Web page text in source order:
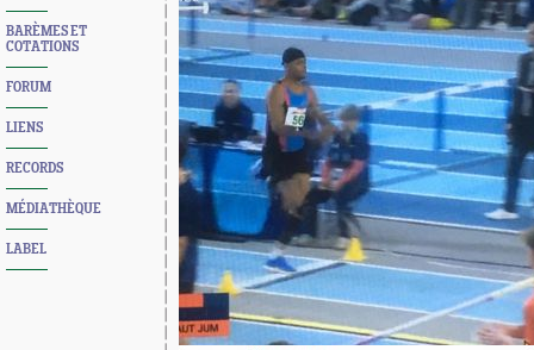
BARÈMES ET
COTATIONS
FORUM
LIENS
RECORDS
MÉDIATHÈQUE
LABEL